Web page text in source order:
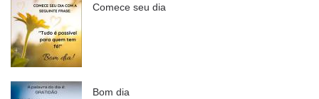
Comece seu dia
Bom dia